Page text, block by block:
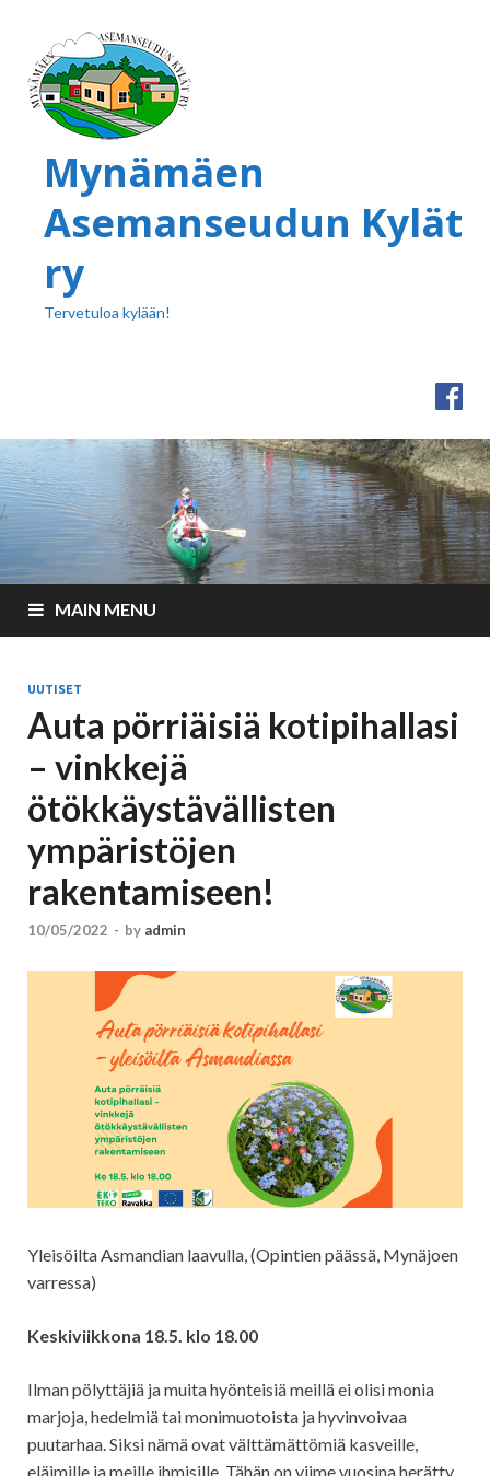
Mynämäen
Asemanseudun Kylät
ry
Tervetuloa kylään!
MAIN MENU
UUTISET
Auta pörriäisiä kotipihallasi
– vinkkejä
ötökkäystävällisten
ympäristöjen
rakentamiseen!
10/05/2022 - by admin
Yleisöilta Asmandian laavulla, (Opintien päässä, Mynäjoen
varressa)
Keskiviikkona 18.5. klo 18.00
Ilman pölyttäjiä ja muita hyönteisiä meillä ei olisi monia
marjoja, hedelmiä tai monimuotoista ja hyvinvoivaa
puutarhaa. Siksi nämä ovat välttämättömiä kasveille,
eläimille ja meille ihmisille. Tähän on viime vuosina herätty,